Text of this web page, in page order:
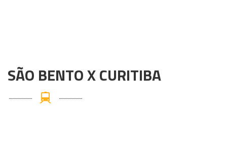
SÃO BENTO X CURITIBA